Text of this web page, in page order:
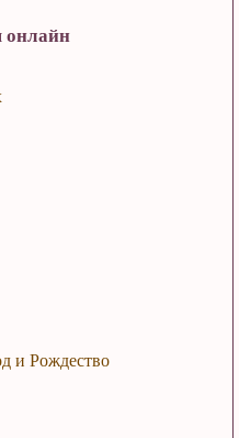
онлайн
и Рождество